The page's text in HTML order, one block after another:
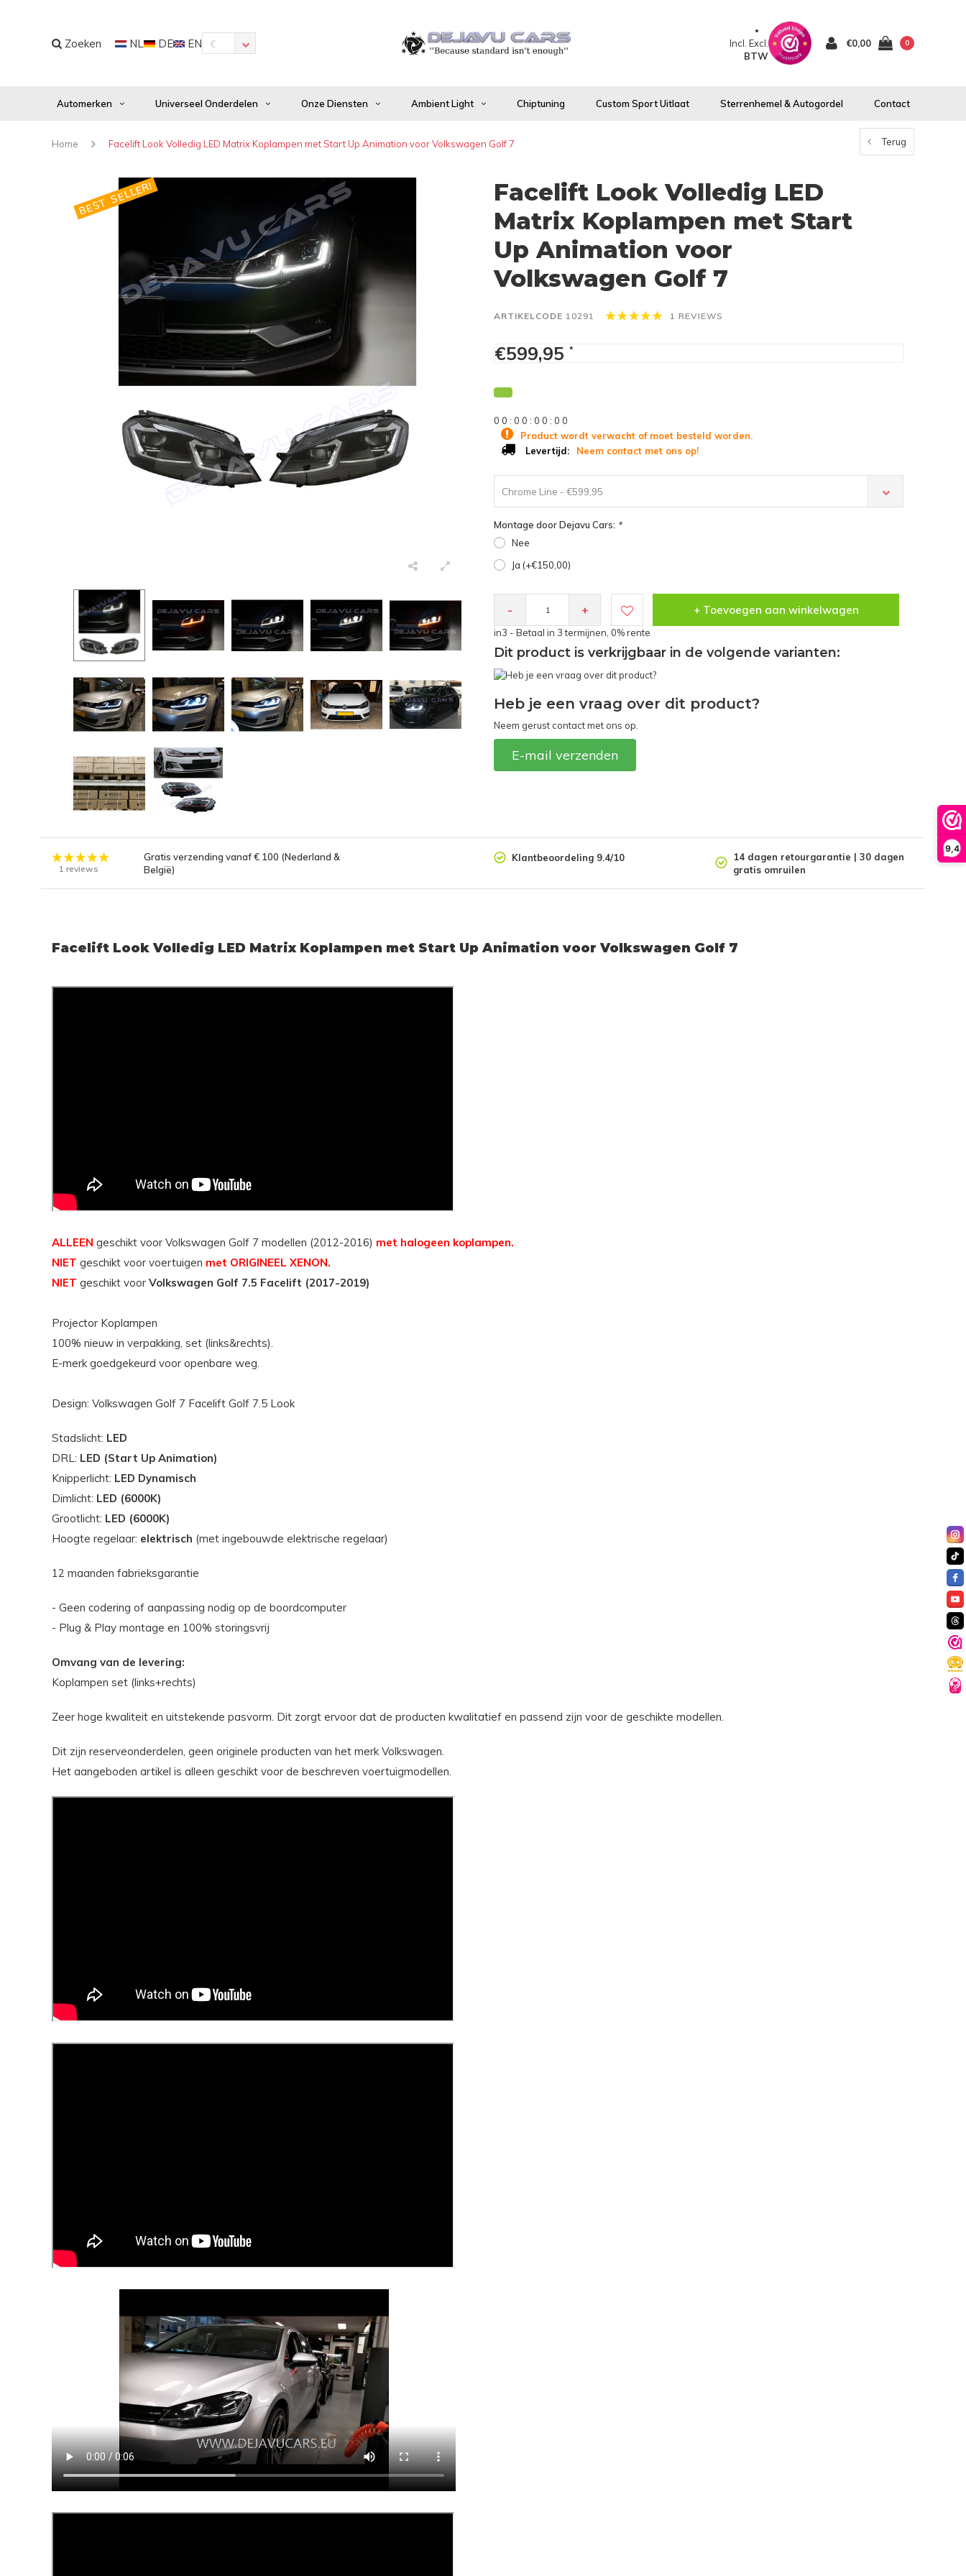
9,4
Zoeken NL DE EN € Incl. Excl.
BTW
€0,00 0
Automerken Universeel Onderdelen Onze Diensten Ambient Light Chiptuning Custom Sport Uitlaat Sterrenhemel & Autogordel Contact
Home Facelift Look Volledig LED Matrix Koplampen met Start Up Animation voor Volkswagen Golf 7 Terug
BEST SELLER!
Facelift Look Volledig LED
Matrix Koplampen met Start
Up Animation voor
Volkswagen Golf 7
ARTIKELCODE 10291 1 REVIEWS
€599,95 *
0 0 : 0 0 : 0 0 : 0 0
Product wordt verwacht of moet besteld worden.
Levertijd:
Neem contact met ons op!
Chrome Line - €599,95
Montage door Dejavu Cars: *
Nee
Ja (+€150,00)
- + + Toevoegen aan winkelwagen
in3 - Betaal in 3 termijnen, 0% rente
Dit product is verkrijgbaar in de volgende varianten:
Heb je een vraag over dit product?
Neem gerust contact met ons op.
E-mail verzenden
1 reviews
Gratis verzending vanaf € 100 (Nederland &
België)
Klantbeoordeling 9.4/10
14 dagen retourgarantie | 30 dagen
gratis omruilen
Facelift Look Volledig LED Matrix Koplampen met Start Up Animation voor Volkswagen Golf 7
ALLEEN geschikt voor Volkswagen Golf 7 modellen (2012-2016) met halogeen koplampen.
NIET geschikt voor voertuigen met ORIGINEEL XENON.
NIET geschikt voor Volkswagen Golf 7.5 Facelift (2017-2019)
Projector Koplampen
100% nieuw in verpakking, set (links&rechts).
E-merk goedgekeurd voor openbare weg.
Design: Volkswagen Golf 7 Facelift Golf 7.5 Look
Stadslicht: LED
DRL: LED (Start Up Animation)
Knipperlicht: LED Dynamisch
Dimlicht: LED (6000K)
Grootlicht: LED (6000K)
Hoogte regelaar: elektrisch (met ingebouwde elektrische regelaar)
12 maanden fabrieksgarantie
- Geen codering of aanpassing nodig op de boordcomputer
- Plug & Play montage en 100% storingsvrij
Omvang van de levering:
Koplampen set (links+rechts)
Zeer hoge kwaliteit en uitstekende pasvorm. Dit zorgt ervoor dat de producten kwalitatief en passend zijn voor de geschikte modellen.
Dit zijn reserveonderdelen, geen originele producten van het merk Volkswagen.
Het aangeboden artikel is alleen geschikt voor de beschreven voertuigmodellen.